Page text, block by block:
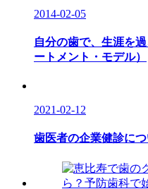
2014-02-05
自分の歯で、生涯を
ートメント・モデル）
2021-02-12
歯医者の企業健診に